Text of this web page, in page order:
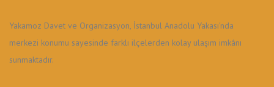
Yakamoz Davet ve Organizasyon, İstanbul Anadolu Yakası'nda
merkezi konumu sayesinde farklı ilçelerden kolay ulaşım imkânı
sunmaktadır.